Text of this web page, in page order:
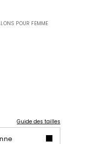
POUR FEMME
Guide des tailles